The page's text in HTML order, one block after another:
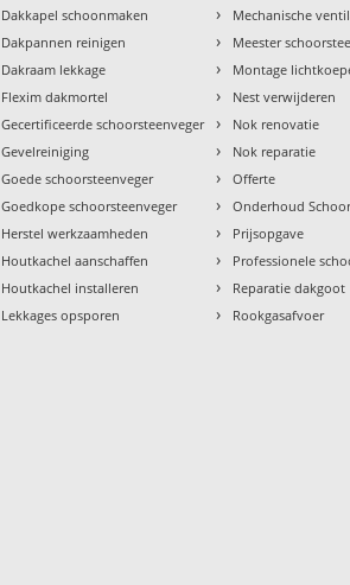
Dakkapel schoonmaken
Dakpannen reinigen
Dakraam lekkage
Flexim dakmortel
Gecertificeerde schoorsteenveger
Gevelreiniging
Goede schoorsteenveger
Goedkope schoorsteenveger
Herstel werkzaamheden
Houtkachel aanschaffen
Houtkachel installeren
Lekkages opsporen
› Mechanische
› Meester
› Montage
› Nest verwijderen
› Nok renovatie
› Nok reparatie
› Offerte
› Onderhoud
› Prijsopgave
› Professionele
› Reparatie dakgoot
› Rookgasafvoer